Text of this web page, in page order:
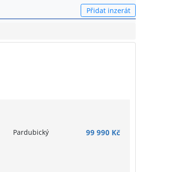
Přidat inzerát
Pardubický 99 990 Kč